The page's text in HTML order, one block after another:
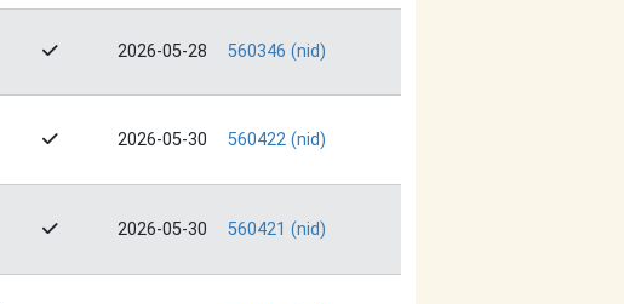
2026-05-28 560346 (nid)
2026-05-30 560422 (nid)
2026-05-30 560421 (nid)